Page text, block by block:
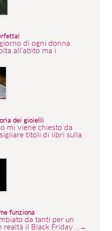
di ogni donna
all’abito ma i
dei gioielli
mi viene chiesto da
titoli di libri sulla
funziona
da tanti per un
il Black Friday ...→